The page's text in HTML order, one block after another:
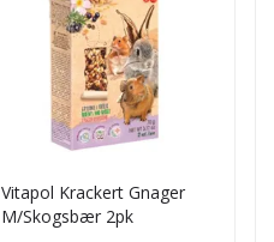
Vitapol Krackert Gnager
M/Skogsbær 2pk